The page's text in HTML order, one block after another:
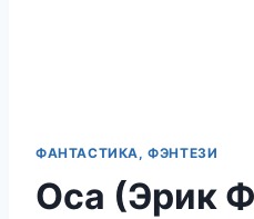
ФАНТАСТИКА, ФЭНТЕЗИ
Оса (Эрик